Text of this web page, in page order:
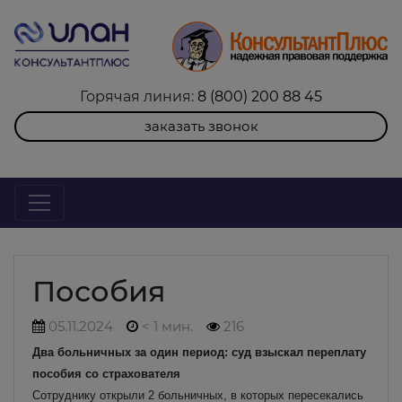
Горячая линия: 8 (800) 200 88 45
заказать звонок
Пособия
05.11.2024 < 1 мин. 216
Два больничных за один период: суд взыскал переплату
пособия со страхователя
Сотруднику открыли 2 больничных, в которых пересекались